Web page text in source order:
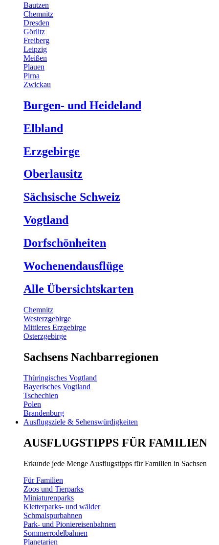
Bautzen
Chemnitz
Dresden
Görlitz
Freiberg
Leipzig
Meißen
Plauen
Pirna
Zwickau
Burgen- und Heideland
Elbland
Erzgebirge
Oberlausitz
Sächsische Schweiz
Vogtland
Dorfschönheiten
Wochenendausflüge
Alle Übersichtskarten
Chemnitz
Westerzgebirge
Mittleres Erzgebirge
Osterzgebirge
Sachsens Nachbarregionen
Thüringisches Vogtland
Bayerisches Vogtland
Tschechien
Polen
Brandenburg
Ausflugsziele & Sehenswürdigkeiten
AUSFLUGSTIPPS FÜR FAMILIEN
Erkunde jede Menge Ausflugstipps für Familien in Sachsen
Für Familien
Zoos und Tierparks
Miniaturenparks
Kletterparks- und wälder
Schmalspurbahnen
Park- und Pioniereisenbahnen
Sommerrodelbahnen
Planetarien